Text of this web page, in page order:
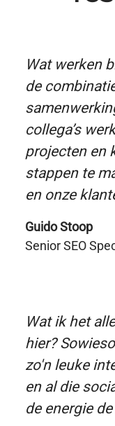
Wat werken
de
collega’s
projecten en
stappen te
en onze
Guido Stoop
Senior SEO
Wat ik het
hier?
zo'n leuke
en al die
de energie